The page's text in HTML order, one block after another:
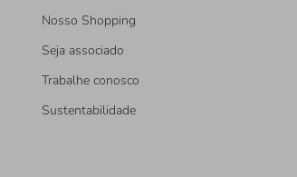
Nosso Shopping
Seja associado
Trabalhe conosco
Sustentabilidade